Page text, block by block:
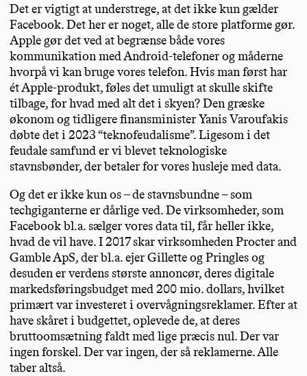
Det er vigtigt at understrege, at det ikke kun gælder
Facebook. Det her er noget, alle de store platforme gør.
Apple gør det ved at begrænse både vores
kommunikation med Android-telefoner og måderne
hvorpå vi kan bruge vores telefon. Hvis man først har
ét Apple-produkt, føles det umuligt at skulle skifte
tilbage, for hvad med alt det i skyen? Den græske
økonom og tidligere finansminister Yanis Varoufakis
døbte det i 2023 “teknofeudalisme”. Ligesom i det
feudale samfund er vi blevet teknologiske
stavnsbønder, der betaler for vores husleje med data.
Og det er ikke kun os – de stavnsbundne – som
techgiganterne er dårlige ved. De virksomheder, som
Facebook bl.a. sælger vores data til, får heller ikke,
hvad de vil have. I 2017 skar virksomheden Procter and
Gamble ApS, der bl.a. ejer Gillette og Pringles og
desuden er verdens største annoncør, deres digitale
markedsføringsbudget med 200 mio. dollars, hvilket
primært var investeret i overvågningsreklamer. Efter at
have skåret i budgettet, oplevede de, at deres
bruttoomsætning faldt med lige præcis nul. Der var
ingen forskel. Der var ingen, der så reklamerne. Alle
taber altså.